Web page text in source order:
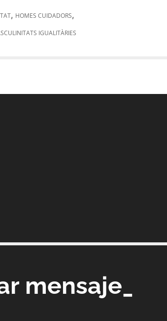
, HOMES CUIDADORS,
IGUALITÀRIES
mensaje_